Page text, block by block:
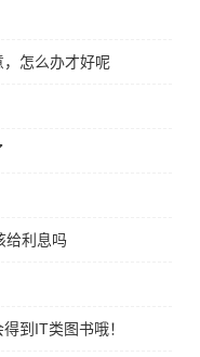
怎么办才好呢
给利息吗
到IT类图书哦！